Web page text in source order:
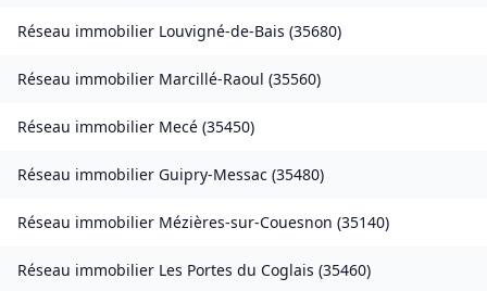
Réseau immobilier Louvigné-de-Bais (35680)
Réseau immobilier Marcillé-Raoul (35560)
Réseau immobilier Mecé (35450)
Réseau immobilier Guipry-Messac (35480)
Réseau immobilier Mézières-sur-Couesnon (35140)
Réseau immobilier Les Portes du Coglais (35460)